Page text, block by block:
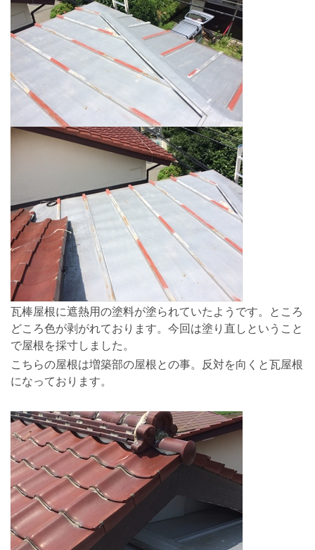
瓦棒屋根に遮熱用の塗料が塗られていたようです。ところ
どころ色が剥がれております。今回は塗り直しということ
で屋根を採寸しました。
こちらの屋根は増築部の屋根との事。反対を向くと瓦屋根
になっております。